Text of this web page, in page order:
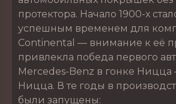
протектора. Начало 1900-х
успешным временем для
Continental — внимание к её
привлекла победа первого
Mercedes-Benz в гонке Ницца
Ницца. В те годы в
были запущены: